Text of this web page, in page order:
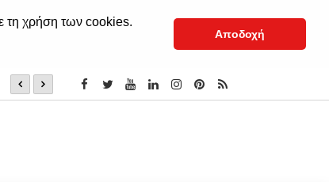
τη χρήση των cookies.
Αποδοχή
Σιάτιστα: Η ιστορία του εξωκλησιού της